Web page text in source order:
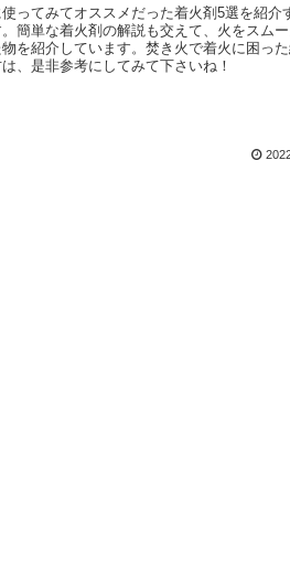
ってみてオススメだった着火剤5選を紹介
簡単な着火剤の解説も交えて、火をスム
を紹介しています。焚き火で着火に困っ
、是非参考にしてみて下さいね！